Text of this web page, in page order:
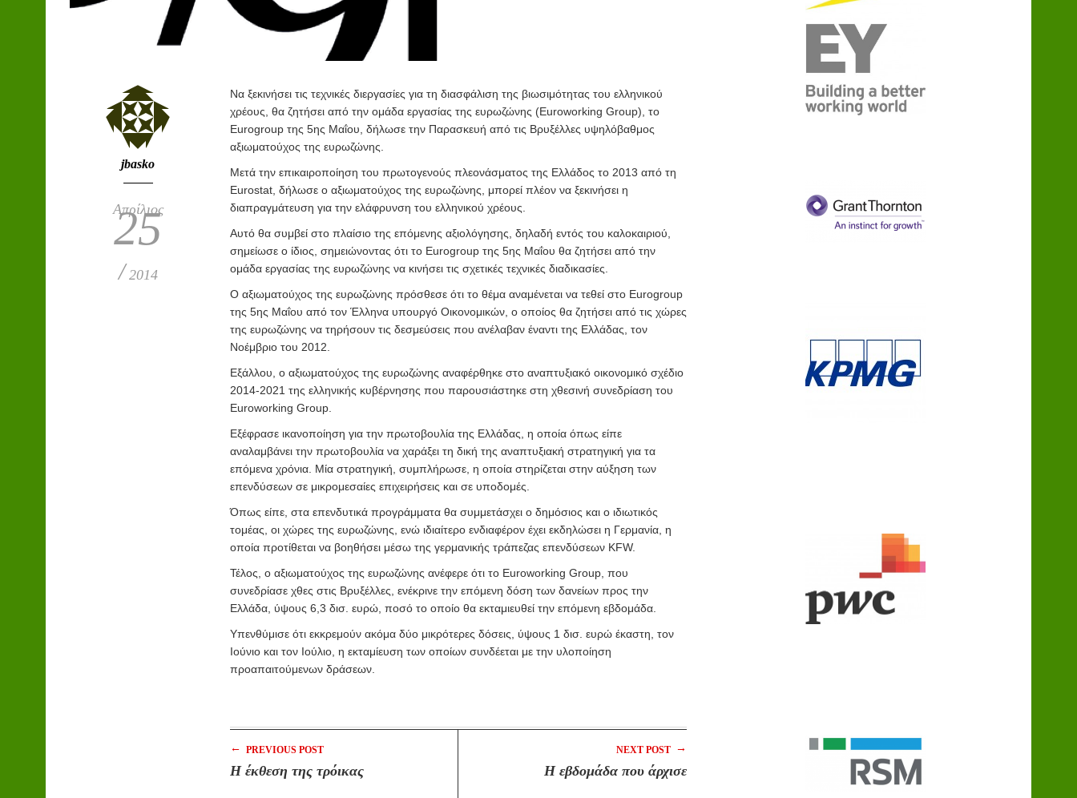
jbasko
Απρίλιος
25
/ 2014
Να ξεκινήσει τις τεχνικές διεργασίες για τη διασφάλιση της βιωσιμότητας του ελληνικού
χρέους, θα ζητήσει από την ομάδα εργασίας της ευρωζώνης (Εuroworking Group), το
Eurogroup της 5ης Μαΐου, δήλωσε την Παρασκευή από τις Βρυξέλλες υψηλόβαθμος
αξιωματούχος της ευρωζώνης.
Μετά την επικαιροποίηση του πρωτογενούς πλεονάσματος της Ελλάδος το 2013 από τη
Eurostat, δήλωσε ο αξιωματούχος της ευρωζώνης, μπορεί πλέον να ξεκινήσει η
διαπραγμάτευση για την ελάφρυνση του ελληνικού χρέους.
Αυτό θα συμβεί στο πλαίσιο της επόμενης αξιολόγησης, δηλαδή εντός του καλοκαιριού,
σημείωσε ο ίδιος, σημειώνοντας ότι το Eurogroup της 5ης Μαΐου θα ζητήσει από την
ομάδα εργασίας της ευρωζώνης να κινήσει τις σχετικές τεχνικές διαδικασίες.
Ο αξιωματούχος της ευρωζώνης πρόσθεσε ότι το θέμα αναμένεται να τεθεί στο Eurogroup
της 5ης Μαΐου από τον Έλληνα υπουργό Oικονομικών, ο οποίος θα ζητήσει από τις χώρες
της ευρωζώνης να τηρήσουν τις δεσμεύσεις που ανέλαβαν έναντι της Ελλάδας, τον
Νοέμβριο του 2012.
Εξάλλου, ο αξιωματούχος της ευρωζώνης αναφέρθηκε στο αναπτυξιακό οικονομικό σχέδιο
2014-2021 της ελληνικής κυβέρνησης που παρουσιάστηκε στη χθεσινή συνεδρίαση του
Euroworking Group.
Εξέφρασε ικανοποίηση για την πρωτοβουλία της Ελλάδας, η οποία όπως είπε
αναλαμβάνει την πρωτοβουλία να χαράξει τη δική της αναπτυξιακή στρατηγική για τα
επόμενα χρόνια. Μία στρατηγική, συμπλήρωσε, η οποία στηρίζεται στην αύξηση των
επενδύσεων σε μικρομεσαίες επιχειρήσεις και σε υποδομές.
Όπως είπε, στα επενδυτικά προγράμματα θα συμμετάσχει ο δημόσιος και ο ιδιωτικός
τομέας, οι χώρες της ευρωζώνης, ενώ ιδιαίτερο ενδιαφέρον έχει εκδηλώσει η Γερμανία, η
οποία προτίθεται να βοηθήσει μέσω της γερμανικής τράπεζας επενδύσεων KFW.
Τέλος, ο αξιωματούχος της ευρωζώνης ανέφερε ότι το Euroworking Group, που
συνεδρίασε χθες στις Βρυξέλλες, ενέκρινε την επόμενη δόση των δανείων προς την
Ελλάδα, ύψους 6,3 δισ. ευρώ, ποσό το οποίο θα εκταμιευθεί την επόμενη εβδομάδα.
Υπενθύμισε ότι εκκρεμούν ακόμα δύο μικρότερες δόσεις, ύψους 1 δισ. ευρώ έκαστη, τον
Ιούνιο και τον Ιούλιο, η εκταμίευση των οποίων συνδέεται με την υλοποίηση
προαπαιτούμενων δράσεων.
← PREVIOUS POST
H έκθεση της τρόικας
NEXT POST →
H εβδομάδα που άρχισε